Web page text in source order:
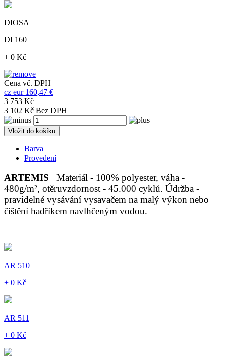
DIOSA
DI 160
+ 0 Kč
Cena vč. DPH
cz eur 160,47 €
3 753 Kč
3 102 Kč Bez DPH
Vložit do košíku
Barva
Provedení
ARTEMIS
Materiál - 100% polyester, váha -
480g/m², otěruvzdornost - 45.000 cyklů. Údržba -
pravidelné vysávání vysavačem na malý výkon nebo
čištění hadříkem navlhčeným vodou.
AR 510
+ 0 Kč
AR 511
+ 0 Kč